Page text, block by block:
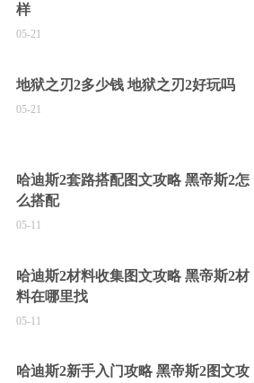
样
05-21
地狱之刃2多少钱 地狱之刃2好玩吗
05-21
哈迪斯2套路搭配图文攻略 黑帝斯2怎
么搭配
05-11
哈迪斯2材料收集图文攻略 黑帝斯2材
料在哪里找
05-11
哈迪斯2新手入门攻略 黑帝斯2图文攻